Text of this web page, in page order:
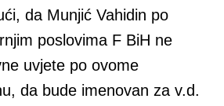
da Munjić Vahidin po
poslovima F BiH ne
uvjete po ovome
da bude imenovan za v.d.